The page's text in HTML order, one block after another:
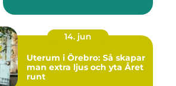
14. jun
Uterum i Örebro: Så skapar
man extra ljus och yta Året
runt